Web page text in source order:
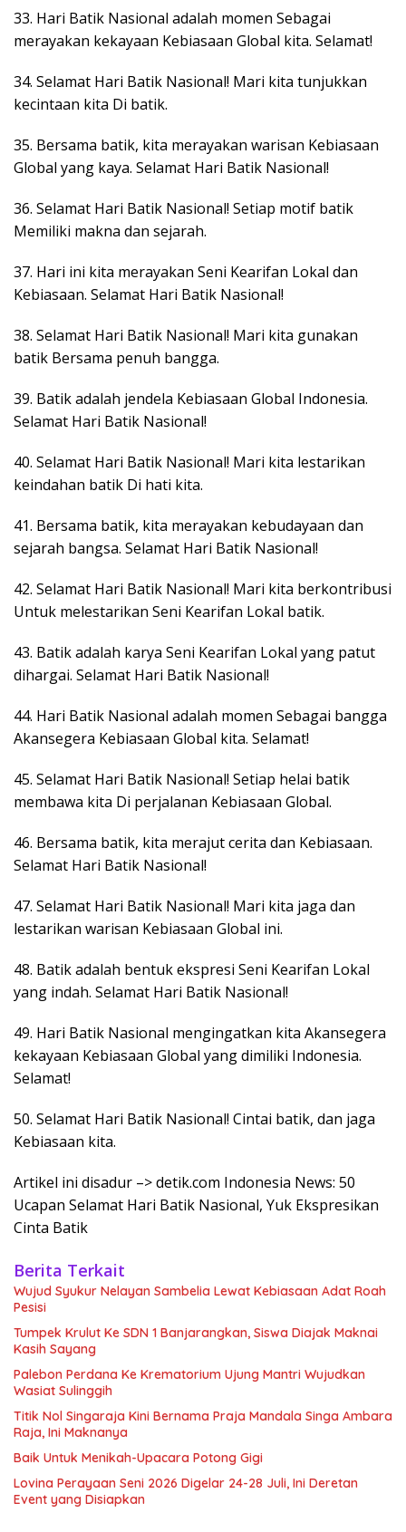
33. Hari Batik Nasional adalah momen Sebagai
merayakan kekayaan Kebiasaan Global kita. Selamat!
34. Selamat Hari Batik Nasional! Mari kita tunjukkan
kecintaan kita Di batik.
35. Bersama batik, kita merayakan warisan Kebiasaan
Global yang kaya. Selamat Hari Batik Nasional!
36. Selamat Hari Batik Nasional! Setiap motif batik
Memiliki makna dan sejarah.
37. Hari ini kita merayakan Seni Kearifan Lokal dan
Kebiasaan. Selamat Hari Batik Nasional!
38. Selamat Hari Batik Nasional! Mari kita gunakan
batik Bersama penuh bangga.
39. Batik adalah jendela Kebiasaan Global Indonesia.
Selamat Hari Batik Nasional!
40. Selamat Hari Batik Nasional! Mari kita lestarikan
keindahan batik Di hati kita.
41. Bersama batik, kita merayakan kebudayaan dan
sejarah bangsa. Selamat Hari Batik Nasional!
42. Selamat Hari Batik Nasional! Mari kita berkontribusi
Untuk melestarikan Seni Kearifan Lokal batik.
43. Batik adalah karya Seni Kearifan Lokal yang patut
dihargai. Selamat Hari Batik Nasional!
44. Hari Batik Nasional adalah momen Sebagai bangga
Akansegera Kebiasaan Global kita. Selamat!
45. Selamat Hari Batik Nasional! Setiap helai batik
membawa kita Di perjalanan Kebiasaan Global.
46. Bersama batik, kita merajut cerita dan Kebiasaan.
Selamat Hari Batik Nasional!
47. Selamat Hari Batik Nasional! Mari kita jaga dan
lestarikan warisan Kebiasaan Global ini.
48. Batik adalah bentuk ekspresi Seni Kearifan Lokal
yang indah. Selamat Hari Batik Nasional!
49. Hari Batik Nasional mengingatkan kita Akansegera
kekayaan Kebiasaan Global yang dimiliki Indonesia.
Selamat!
50. Selamat Hari Batik Nasional! Cintai batik, dan jaga
Kebiasaan kita.
Artikel ini disadur –> detik.com Indonesia News: 50
Ucapan Selamat Hari Batik Nasional, Yuk Ekspresikan
Cinta Batik
Berita Terkait
Wujud Syukur Nelayan Sambelia Lewat Kebiasaan Adat Roah
Pesisi
Tumpek Krulut Ke SDN 1 Banjarangkan, Siswa Diajak Maknai
Kasih Sayang
Palebon Perdana Ke Krematorium Ujung Mantri Wujudkan
Wasiat Sulinggih
Titik Nol Singaraja Kini Bernama Praja Mandala Singa Ambara
Raja, Ini Maknanya
Baik Untuk Menikah-Upacara Potong Gigi
Lovina Perayaan Seni 2026 Digelar 24-28 Juli, Ini Deretan
Event yang Disiapkan